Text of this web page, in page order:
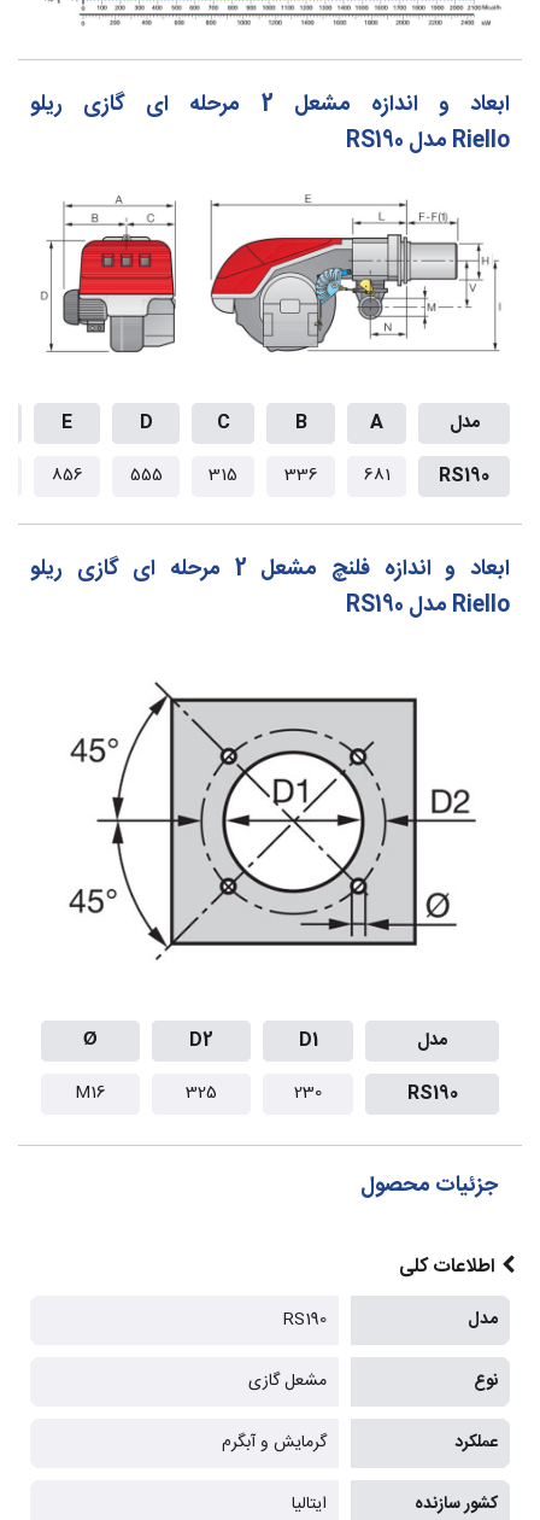
ابعاد و اندازه مشعل 2 مرحله ای گازی ریلو
Riello مدل RS190
مدل A
B
C
D
E
RS190
681
336
315
555
856
ابعاد و اندازه فلنچ مشعل 2 مرحله ای گازی ریلو
Riello مدل RS190
مدل D1
D2
Ø
RS190
230
325
M16
جزئیات محصول
اطلاعات کلی
مدل RS190
نوع مشعل گازی
عملکرد گرمایش و آبگرم
کشور سازنده ایتالیا